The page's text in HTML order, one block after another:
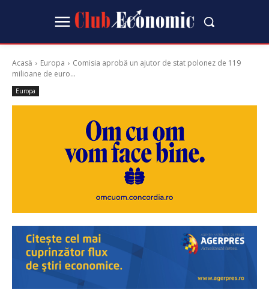
Acasă Europa
Comisia aprobă un ajutor de stat polonez de 119
milioane de euro...
Europa